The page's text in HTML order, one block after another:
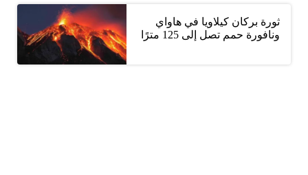
ثورة بركان كيلاويا في هاواي
ونافورة حمم تصل إلى 125 مترًا